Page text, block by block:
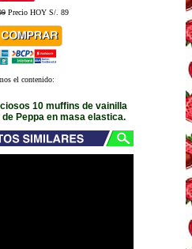
Precio HOY S/. 89
el contenido:
10 muffins de vainilla
Peppa en masa elastica.